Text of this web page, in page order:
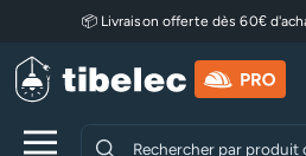
Aller au contenu principal
Lire
📦 Livraison offerte dès 60€